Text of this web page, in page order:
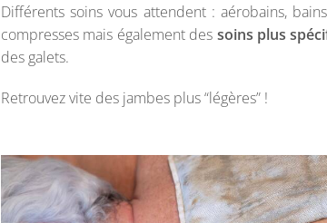
Différents soins vous attendent : aérobains,
compresses mais également des soins plus
des galets.
Retrouvez vite des jambes plus “légères” !